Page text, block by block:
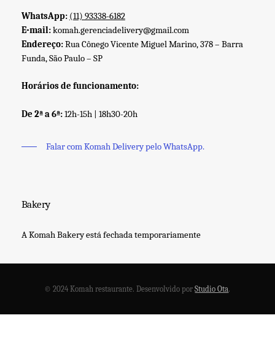
WhatsApp: (11) 93338-6182
E-mail:komah.gerenciadelivery@gmail.com
Endereço:Rua Cônego Vicente Miguel Marino, 378 – Barra
Funda, São Paulo – SP
Horários de funcionamento:
De 2ª a 6ª:12h-15h | 18h30-20h
Falar com Komah Delivery pelo WhatsApp.
Bakery
A Komah Bakery está fechada temporariamente
© 2024 Komah restaurante. Desenvolvido por Studio Ota.